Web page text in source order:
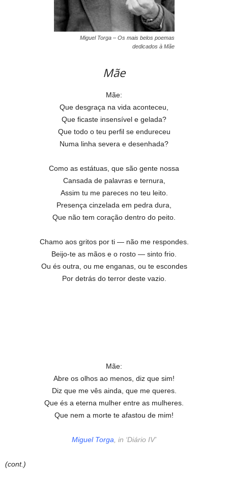
Miguel Torga – Os mais belos poemas
dedicados à Mãe
Mãe
Mãe:
Que desgraça na vida aconteceu,
Que ficaste insensível e gelada?
Que todo o teu perfil se endureceu
Numa linha severa e desenhada?
Como as estátuas, que são gente nossa
Cansada de palavras e ternura,
Assim tu me pareces no teu leito.
Presença cinzelada em pedra dura,
Que não tem coração dentro do peito.
Chamo aos gritos por ti — não me respondes.
Beijo-te as mãos e o rosto — sinto frio.
Ou és outra, ou me enganas, ou te escondes
Por detrás do terror deste vazio.
Mãe:
Abre os olhos ao menos, diz que sim!
Diz que me vês ainda, que me queres.
Que és a eterna mulher entre as mulheres.
Que nem a morte te afastou de mim!
Miguel Torga , in ‘Diário IV’
(cont.)